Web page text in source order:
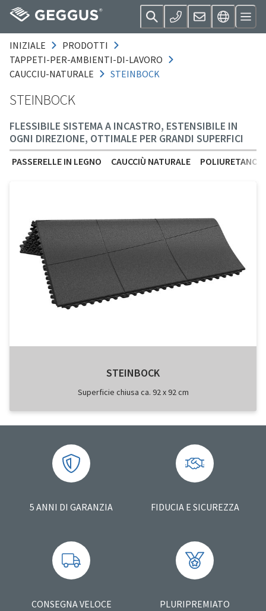
INIZIALE
PRODOTTI
TAPPETI-PER-AMBIENTI-DI-LAVORO
CAUCCIU-NATURALE
STEINBOCK
STEINBOCK
FLESSIBILE SISTEMA A INCASTRO, ESTENSIBILE IN
OGNI DIREZIONE, OTTIMALE PER GRANDI SUPERFICI
PASSERELLE IN LEGNO CAUCCIÙ NATURALE POLIURETANO
STEINBOCK
Superficie chiusa ca. 92 x 92 cm
5 ANNI DI GARANZIA FIDUCIA E SICUREZZA
CONSEGNA VELOCE PLURIPREMIATO